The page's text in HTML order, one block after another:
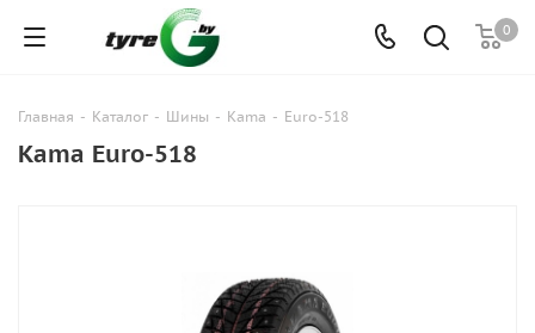
0
Главная - Каталог - Шины - Kama - Euro-518
Kama Euro-518